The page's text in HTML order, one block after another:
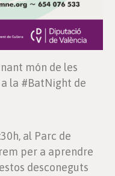
món de les
la #BatNight de
al Parc de
per a aprendre
desconeguts